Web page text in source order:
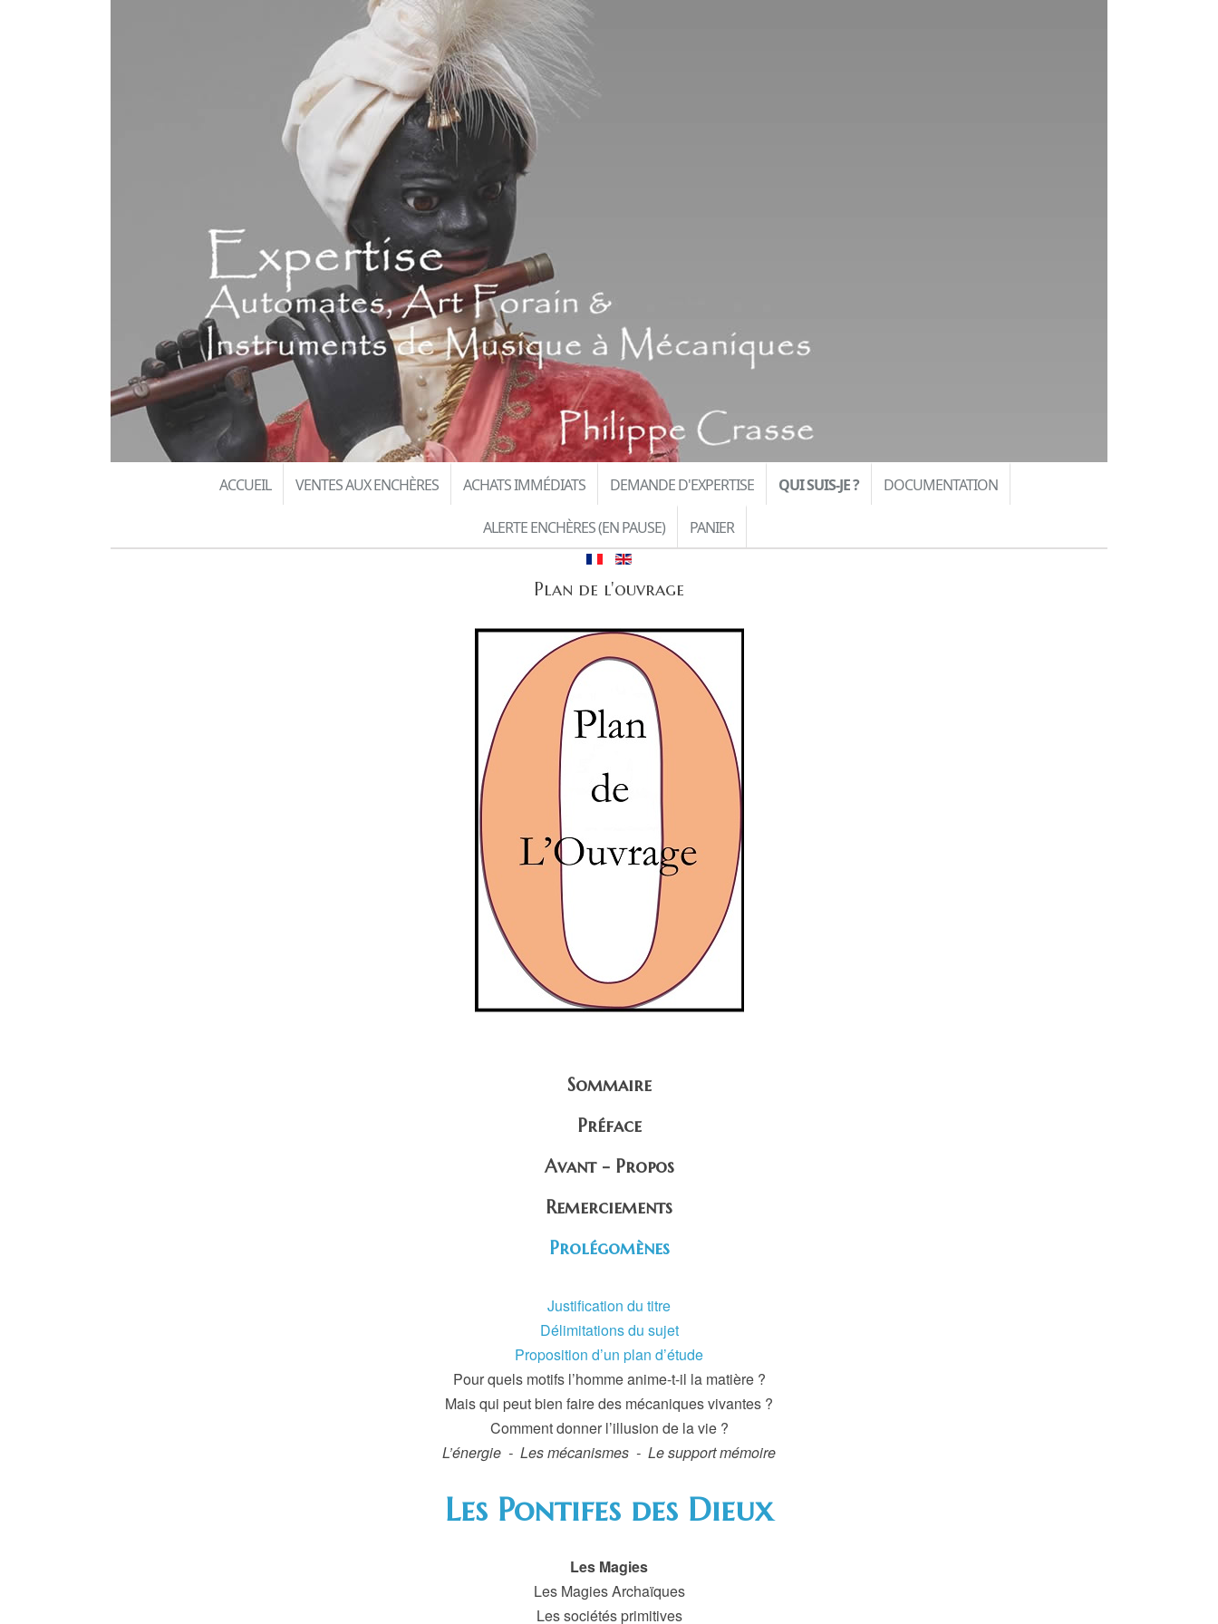
ACCUEIL VENTES AUX ENCHÈRES ACHATS IMMÉDIATS DEMANDE D'EXPERTISE QUI SUIS-JE ? DOCUMENTATION
ALERTE ENCHÈRES (EN PAUSE) PANIER
Plan de l'ouvrage
Sommaire
Préface
Avant - Propos
Remerciements
Prolégomènes
Justification du titre
Délimitations du sujet
Proposition d’un plan d’étude
Pour quels motifs l’homme anime-t-il la matière ?
Mais qui peut bien faire des mécaniques vivantes ?
Comment donner l’illusion de la vie ?
L’énergie - Les mécanismes - Le support mémoire
Les Pontifes des Dieux
Les Magies
Les Magies Archaïques
Les sociétés primitives